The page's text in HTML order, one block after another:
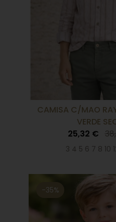
CAMISA C/MAO
VERDE
25,32 €
3 4 5 6 7 8 10
-35%